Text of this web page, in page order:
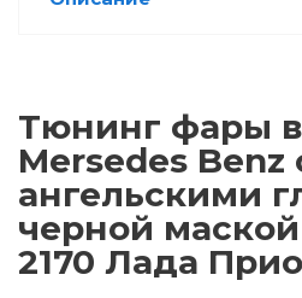
Тюнинг фары
Mersedes Benz
ангельскими
черной
2170 Лада